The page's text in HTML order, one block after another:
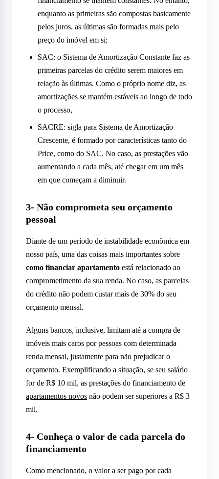
enquanto as primeiras são compostas basicamente
pelos juros, as últimas são formadas mais pelo
preço do imóvel em si;
SAC: o Sistema de Amortização Constante faz as
primeiras parcelas do crédito serem maiores em
relação às últimas. Como o próprio nome diz, as
amortizações se mantém estáveis ao longo de todo
o processo,
SACRE: sigla para Sistema de Amortização
Crescente, é formado por características tanto do
Price, como do SAC. No caso, as prestações vão
aumentando a cada mês, até chegar em um mês
em que começam a diminuir.
3- Não comprometa seu orçamento
pessoal
Diante de um período de instabilidade econômica em
nosso país, uma das coisas mais importantes sobre
como financiar apartamento está relacionado ao
comprometimento da sua renda. No caso, as parcelas
do crédito não podem custar mais de 30% do seu
orçamento mensal.
Alguns bancos, inclusive, limitam até a compra de
imóveis mais caros por pessoas com determinada
renda mensal, justamente para não prejudicar o
orçamento. Exemplificando a situação, se seu salário
for de R$ 10 mil, as prestações do financiamento de
apartamentos novos não podem ser superiores a R$ 3
mil.
4- Conheça o valor de cada parcela do
financiamento
Como mencionado, o valor a ser pago por cada